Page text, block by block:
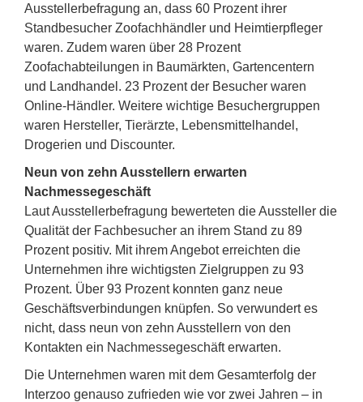
Ausstellerbefragung an, dass 60 Prozent ihrer
Standbesucher Zoofachhändler und Heimtierpfleger
waren. Zudem waren über 28 Prozent
Zoofachabteilungen in Baumärkten, Gartencentern
und Landhandel. 23 Prozent der Besucher waren
Online-Händler. Weitere wichtige Besuchergruppen
waren Hersteller, Tierärzte, Lebensmittelhandel,
Drogerien und Discounter.
Neun von zehn Ausstellern erwarten
Nachmessegeschäft
Laut Ausstellerbefragung bewerteten die Aussteller die
Qualität der Fachbesucher an ihrem Stand zu 89
Prozent positiv. Mit ihrem Angebot erreichten die
Unternehmen ihre wichtigsten Zielgruppen zu 93
Prozent. Über 93 Prozent konnten ganz neue
Geschäftsverbindungen knüpfen. So verwundert es
nicht, dass neun von zehn Ausstellern von den
Kontakten ein Nachmessegeschäft erwarten.
Die Unternehmen waren mit dem Gesamterfolg der
Interzoo genauso zufrieden wie vor zwei Jahren – in